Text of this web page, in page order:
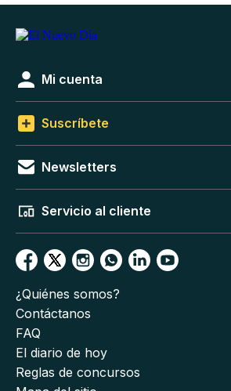
Mi cuenta
Suscríbete
Newsletters
Servicio al cliente
¿Quiénes somos?
Contáctanos
FAQ
El diario de hoy
Reglas de concursos